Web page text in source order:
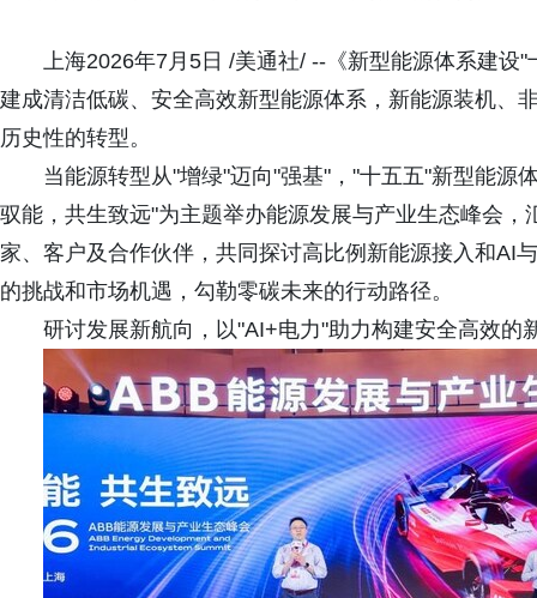
上海2026年7月5日 /美通社/ --《新型能源体系建设
建成清洁低碳、安全高效新型能源体系，新能源装机、
历史性的转型。
当能源转型从"增绿"迈向"强基"，"十五五"新型能源
驭能，共生致远"为主题举办能源发展与产业生态峰会
家、客户及合作伙伴，共同探讨高比例新能源接入和AI
的挑战和市场机遇，勾勒零碳未来的行动路径。
研讨发展新航向，以"AI+电力"助力构建安全高效的